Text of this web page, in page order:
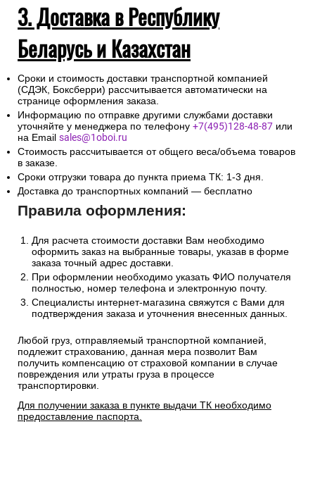
3. Доставка в Республику
Беларусь и Казахстан
Сроки и стоимость доставки транспортной компанией
(СДЭК, Боксберри) рассчитывается автоматически на
странице оформления заказа.
Информацию по отправке другими службами доставки
уточняйте у менеджера по телефону +7(495)128-48-87 или
на Email sales@1oboi.ru
Стоимость рассчитывается от общего веса/объема товаров
в заказе.
Сроки отгрузки товара до пункта приема ТК: 1-3 дня.
Доставка до транспортных компаний — бесплатно
Правила оформления:
Для расчета стоимости доставки Вам необходимо
оформить заказ на выбранные товары, указав в форме
заказа точный адрес доставки.
При оформлении необходимо указать ФИО получателя
полностью, номер телефона и электронную почту.
Специалисты интернет-магазина свяжутся с Вами для
подтверждения заказа и уточнения внесенных данных.
Любой груз, отправляемый транспортной компанией,
подлежит страхованию, данная мера позволит Вам
получить компенсацию от страховой компании в случае
повреждения или утраты груза в процессе
транспортировки.
Для получении заказа в пункте выдачи ТК необходимо
предоставление паспорта.